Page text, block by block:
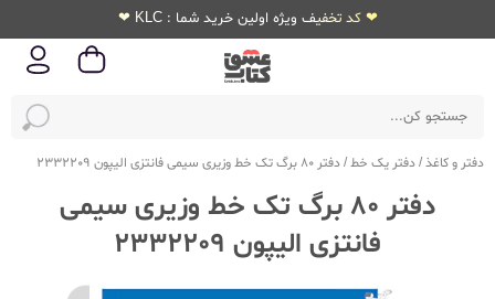
❤ کد تخفیف ویژه اولین خرید شما : KLC ❤
دفتر و کاغذ/دفتر یک خط/دفتر 80 برگ تک خط وزیری سیمی فانتزی الیپون 2332209
دفتر 80 برگ تک خط وزیری سیمی
فانتزی الیپون 2332209